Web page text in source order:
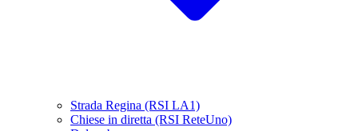
Strada Regina (RSI LA1)
Chiese in diretta (RSI ReteUno)